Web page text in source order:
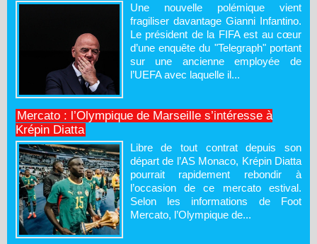
Une nouvelle polémique vient
fragiliser davantage Gianni Infantino.
Le président de la FIFA est au cœur
d’une enquête du "Telegraph" portant
sur une ancienne employée de
l’UEFA avec laquelle il...
Mercato : l’Olympique de Marseille s’intéresse à
Krépin Diatta
Libre de tout contrat depuis son
départ de l’AS Monaco, Krépin Diatta
pourrait rapidement rebondir à
l’occasion de ce mercato estival.
Selon les informations de Foot
Mercato, l’Olympique de...